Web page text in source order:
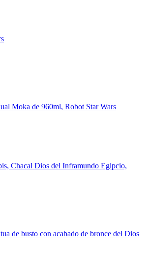
Moka de 960ml, Robot Star Wars
Chacal Dios del Inframundo Egipcio,
de busto con acabado de bronce del Dios